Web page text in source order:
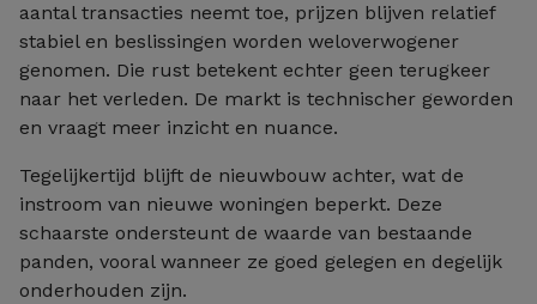
aantal transacties neemt toe, prijzen blijven relatief
stabiel en beslissingen worden weloverwogener
genomen. Die rust betekent echter geen terugkeer
naar het verleden. De markt is technischer geworden
en vraagt meer inzicht en nuance.
Tegelijkertijd blijft de nieuwbouw achter, wat de
instroom van nieuwe woningen beperkt. Deze
schaarste ondersteunt de waarde van bestaande
panden, vooral wanneer ze goed gelegen en degelijk
onderhouden zijn.